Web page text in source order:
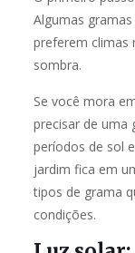
Algumas
preferem climas
sombra.
Se você mora
precisar de uma
períodos de sol
jardim fica em
tipos de grama
condições.